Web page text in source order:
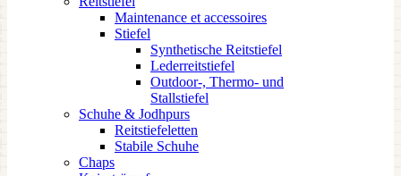
Maintenance et accessoires
Stiefel
Synthetische Reitstiefel
Lederreitstiefel
Outdoor-, Thermo- und
Stallstiefel
Schuhe & Jodhpurs
Reitstiefeletten
Stabile Schuhe
Chaps